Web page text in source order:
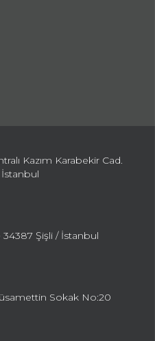
Kazım Karabekir Cad.
Şişli / İstanbul
Sokak No:20